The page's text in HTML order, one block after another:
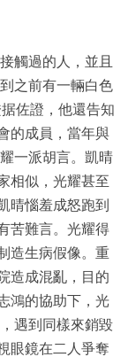
觸過的人，並且
之前有一輛白色
佐證，他還告知
的成員，當年與
一派胡言。凱晴
相似，光耀甚至
晴惱羞成怒跑到
苦難言。光耀得
造生病假像。重
造成混亂，目的
鴻的協助下，光
遇到同樣來銷毀
眼鏡在二人爭奪